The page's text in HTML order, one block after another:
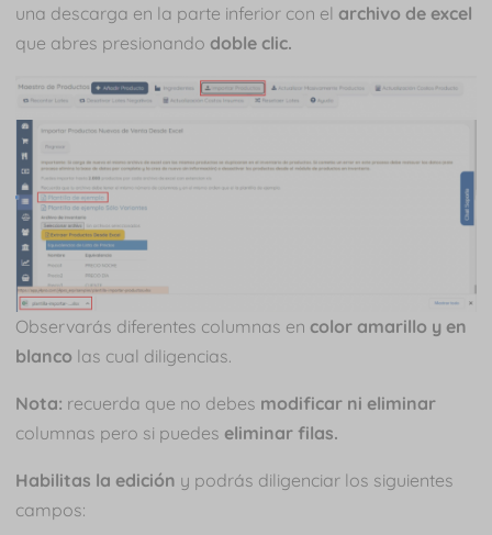
una descarga en la parte inferior con el archivo de excel
que abres presionando doble clic.
Observarás diferentes columnas en color amarillo y en
blanco las cual diligencias.
Nota: recuerda que no debes modificar ni eliminar
columnas pero si puedes eliminar filas.
Habilitas la edición y podrás diligenciar los siguientes
campos: